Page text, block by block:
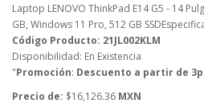
Laptop LENOVO ThinkPad E14 G5 - 14
GB, Windows 11 Pro, 512 GB
Código Producto: 21JL002KLM
Disponibilidad: En Existencia
"Promoción: Descuento a partir de
Precio de: $16,126.36 MXN